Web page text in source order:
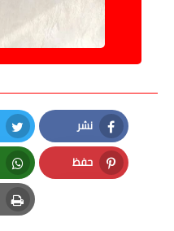
نشر
Facebook
حفظ
Pinterest